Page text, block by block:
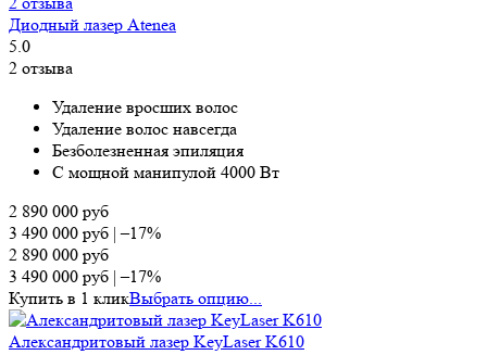
Диодный лазер Atenea
5.0
2 отзыва
Удаление вросших волос
Удаление волос навсегда
Безболезненная эпиляция
С мощной манипулой 4000 Вт
2 890 000 руб
3 490 000 руб |–17%
2 890 000 руб
3 490 000 руб |–17%
Купить в 1 кликВыбрать опцию...
Александритовый лазер KeyLaser K610